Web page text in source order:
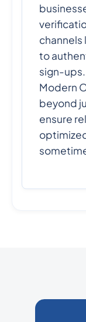
channels
to
sign-ups.
Modern
beyond
ensure